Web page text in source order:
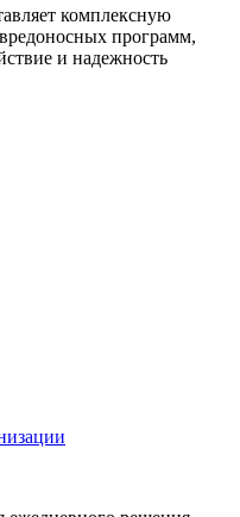
комплексную
программ,
и надежность